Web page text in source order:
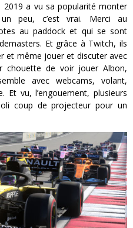
2019 a vu sa popularité monter
peu, c’est vrai. Merci au
au paddock et qui se sont
Et grâce à Twitch, ils
et même jouer et discuter avec
chouette de voir jouer Albon,
avec webcams, volant,
vu, l’engouement, plusieurs
coup de projecteur pour un